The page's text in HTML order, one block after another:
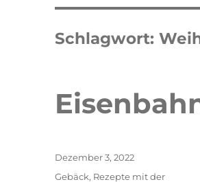
Schlagwort:
Veröffentlicht
am
Dezember 3, 2022
Kategorien
Gebäck, Rezepte mit der